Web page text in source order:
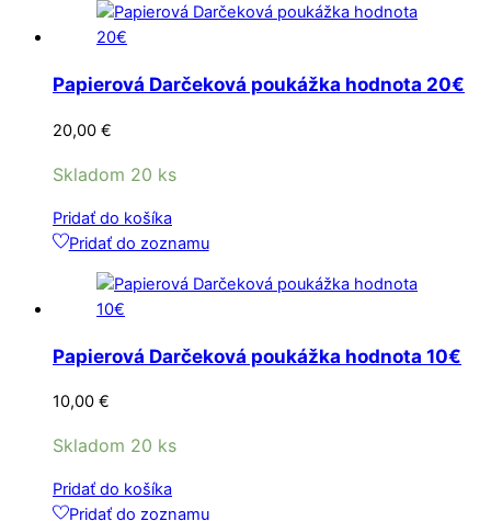
Papierová Darčeková poukážka hodnota 20€
20,00 €
Skladom 20 ks
Pridať do košíka
Pridať do zoznamu
Papierová Darčeková poukážka hodnota 10€
10,00 €
Skladom 20 ks
Pridať do košíka
Pridať do zoznamu